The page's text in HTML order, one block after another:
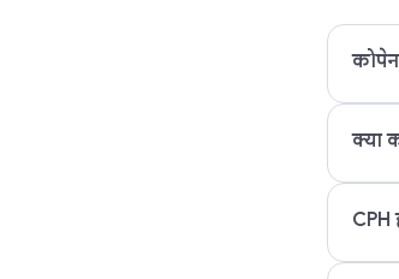
क्या
CPH